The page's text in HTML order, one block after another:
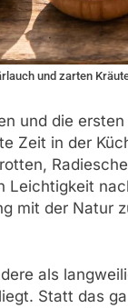
und zarten
und die
Zeit in der
Leichtigkeit
mit der Natur
als
Statt das